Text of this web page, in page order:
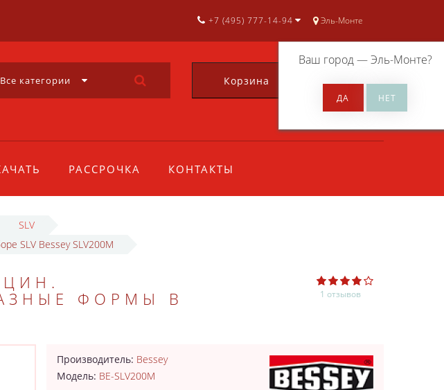
Эль-Монте
Ваш город —Эль-Монте?
+7 (495) 777-14-94
Все категории Корзина 0
РАССРОЧКА КОНТАКТЫ
SLV
SLV Bessey SLV200M
ФОРМЫ В
1 отзывов
Производитель: Bessey
Модель: BE-SLV200M